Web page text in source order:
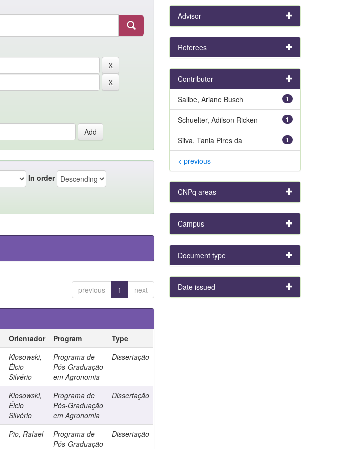
In order
previous 1 next
Orientador Program
Type
Klosowski,
Élcio
Silvério
Programa de
Pós-Graduação
em Agronomia
Dissertação
Klosowski,
Élcio
Silvério
Programa de
Pós-Graduação
em Agronomia
Dissertação
Pio, Rafael
Programa de
Pós-Graduação
Dissertação
Advisor
Referees
Contributor
1
Salibe, Ariane Busch
1
Schuelter, Adilson Ricken
1
Silva, Tania Pires da
< previous
CNPq areas
Campus
Document type
Date issued